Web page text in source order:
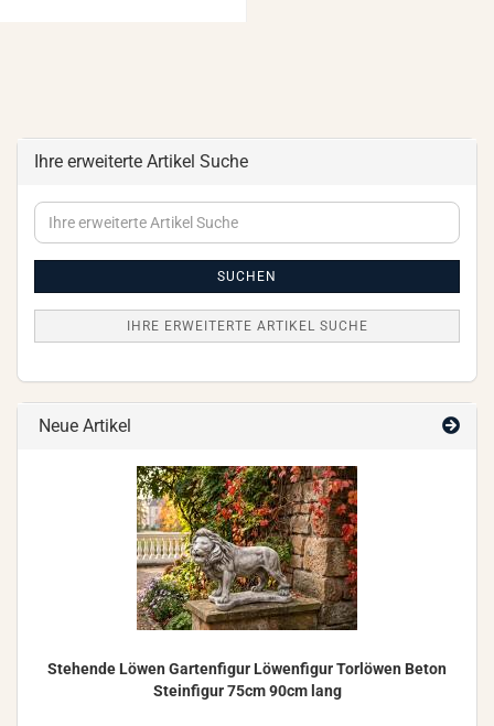
Ihre erweiterte Artikel Suche
Ihre
erweiterte
SUCHEN
IHRE ERWEITERTE ARTIKEL SUCHE
Neue Artikel
Ste­hen­de Löwen Gar­ten­fi­gur Lö­wen­fi­gur Tor­lö­wen Beton
Stein­fi­gur 75cm 90cm lang